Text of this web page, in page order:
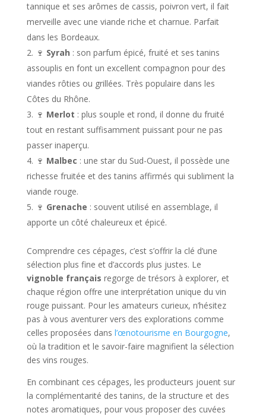
tannique et ses arômes de cassis, poivron vert, il fait
merveille avec une viande riche et charnue. Parfait
dans les Bordeaux.
🍷 Syrah : son parfum épicé, fruité et ses tanins
assouplis en font un excellent compagnon pour des
viandes rôties ou grillées. Très populaire dans les
Côtes du Rhône.
🍷 Merlot : plus souple et rond, il donne du fruité
tout en restant suffisamment puissant pour ne pas
passer inaperçu.
🍷 Malbec : une star du Sud-Ouest, il possède une
richesse fruitée et des tanins affirmés qui subliment la
viande rouge.
🍷 Grenache : souvent utilisé en assemblage, il
apporte un côté chaleureux et épicé.
Comprendre ces cépages, c’est s’offrir la clé d’une
sélection plus fine et d’accords plus justes. Le
vignoble français regorge de trésors à explorer, et
chaque région offre une interprétation unique du vin
rouge puissant. Pour les amateurs curieux, n’hésitez
pas à vous aventurer vers des explorations comme
celles proposées dans l’œnotourisme en Bourgogne,
où la tradition et le savoir-faire magnifient la sélection
des vins rouges.
En combinant ces cépages, les producteurs jouent sur
la complémentarité des tanins, de la structure et des
notes aromatiques, pour vous proposer des cuvées